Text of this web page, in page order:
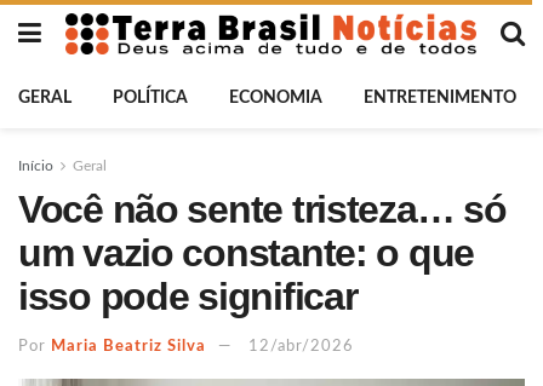
GERAL POLÍTICA ECONOMIA ENTRETENIMENTO
Início Geral
Você não sente tristeza… só
um vazio constante: o que
isso pode significar
Por Maria Beatriz Silva 12/abr/2026